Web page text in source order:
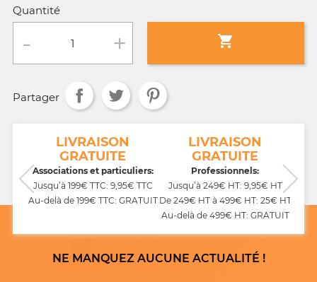
Référence
Conditionnement :
Age :
Quantité

Partager
LIVRAISON
GRATUITE
Associations et particuliers:
Jusqu’à 199€ TTC: 9,95€ TTC
Au-delà de 199€ TTC: GRATUIT
LIVRAISON
GRATUITE
Professionnels:
Jusqu’à 249€ HT: 9,95€ HT
De 249€ HT à 499€ HT: 25€ HT
Au-delà de 499€ HT: GRATUIT
NE MANQUEZ AUCUNE ACTUALITÉ !